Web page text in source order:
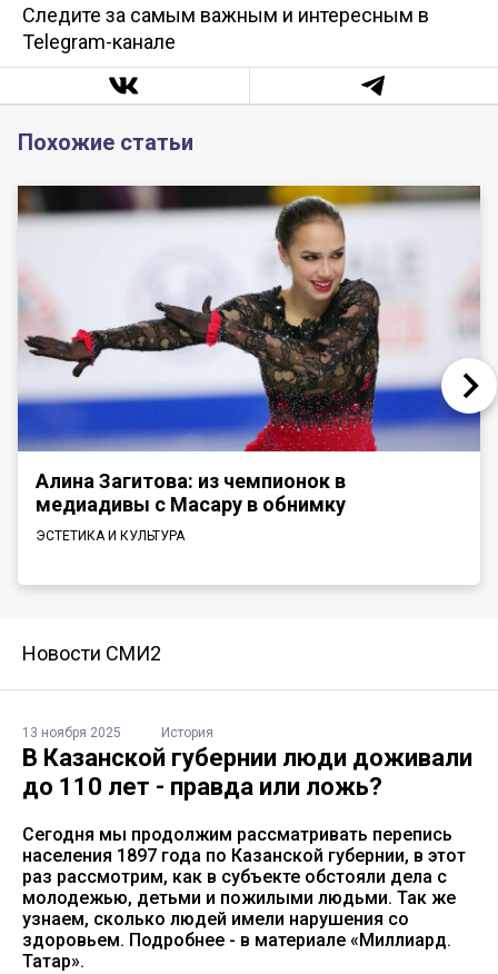
Следите за самым важным и интересным в
Telegram-канале
Похожие статьи
Алина Загитова: из чемпионок в
медиадивы с Масару в обнимку
ЭСТЕТИКА И КУЛЬТУРА
Новости СМИ2
13 ноября 2025 История
В Казанской губернии люди доживали
до 110 лет - правда или ложь?
Сегодня мы продолжим рассматривать перепись
населения 1897 года по Казанской губернии, в этот
раз рассмотрим, как в субъекте обстояли дела с
молодежью, детьми и пожилыми людьми. Так же
узнаем, сколько людей имели нарушения со
здоровьем. Подробнее - в материале «Миллиард.
Татар».